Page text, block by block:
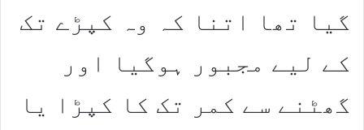
گیا تھا اتنا کہ وہ کپڑے تک
کے لیے مجبور ہوگیا اور
گھٹنے سے کمر تک کا کپڑا یا